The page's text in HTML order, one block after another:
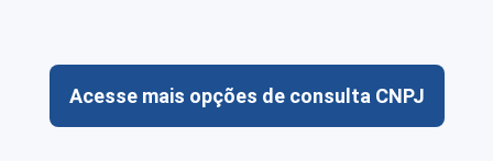
Acesse mais opções de consulta CNPJ